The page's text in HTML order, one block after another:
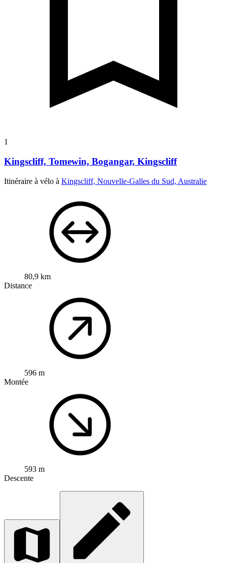
1
Kingscliff, Tomewin, Bogangar, Kingscliff
Itinéraire à vélo à Kingscliff, Nouvelle-Galles du Sud, Australie
80,9 km
Distance
596 m
Montée
593 m
Descente